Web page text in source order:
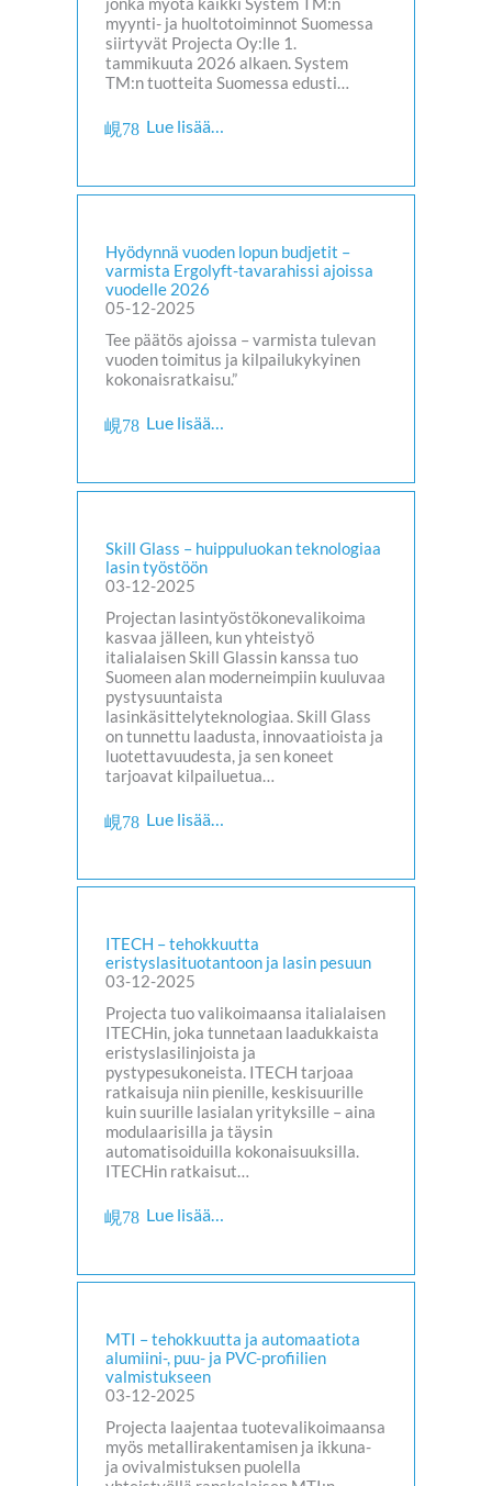
jonka myötä kaikki System TM:n
myynti- ja huoltotoiminnot Suomessa
siirtyvät Projecta Oy:lle 1.
tammikuuta 2026 alkaen. System
TM:n tuotteita Suomessa edusti…
Lue lisää…
Hyödynnä vuoden lopun budjetit –
varmista Ergolyft-tavarahissi ajoissa
vuodelle 2026
05-12-2025
Tee päätös ajoissa – varmista tulevan
vuoden toimitus ja kilpailukykyinen
kokonaisratkaisu.”
Lue lisää…
Skill Glass – huippuluokan teknologiaa
lasin työstöön
03-12-2025
Projectan lasintyöstökonevalikoima
kasvaa jälleen, kun yhteistyö
italialaisen Skill Glassin kanssa tuo
Suomeen alan moderneimpiin kuuluvaa
pystysuuntaista
lasinkäsittelyteknologiaa. Skill Glass
on tunnettu laadusta, innovaatioista ja
luotettavuudesta, ja sen koneet
tarjoavat kilpailuetua…
Lue lisää…
ITECH – tehokkuutta
eristyslasituotantoon ja lasin pesuun
03-12-2025
Projecta tuo valikoimaansa italialaisen
ITECHin, joka tunnetaan laadukkaista
eristyslasilinjoista ja
pystypesukoneista. ITECH tarjoaa
ratkaisuja niin pienille, keskisuurille
kuin suurille lasialan yrityksille – aina
modulaarisilla ja täysin
automatisoiduilla kokonaisuuksilla.
ITECHin ratkaisut…
Lue lisää…
MTI – tehokkuutta ja automaatiota
alumiini-, puu- ja PVC-profiilien
valmistukseen
03-12-2025
Projecta laajentaa tuotevalikoimaansa
myös metallirakentamisen ja ikkuna-
ja ovivalmistuksen puolella